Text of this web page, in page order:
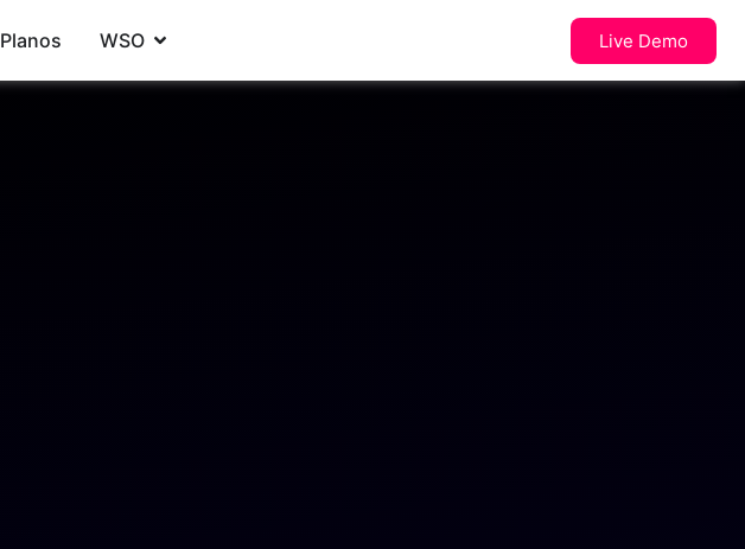
Planos WSO Live Demo